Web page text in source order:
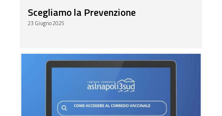
Scegliamo la Prevenzione
23 Giugno 2025